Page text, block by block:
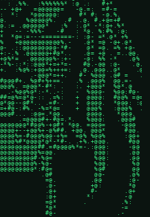
: .%%.  :%%%%%%* :@ .:   #+*
+@+   =@@@@@@=   -@.=:  =#-=
*:   *@@@@@@:     #* #: -@.%.
%@@@@@%.  .# ..@. #.+@=+#
.@@@@@@*   :%  :.@* -*:@+.%*
-- -%%%-   -#   : *@. %:#% :@:
*@=:=---========-: :@- =*.@* +%
+@@@@@@@@@@@%.-   .@* =@ -@+.@*
.::@@@@@@@@@-*#-    @* =@. =% +@-
.% .@@@@@@+#@*..   .@= +@ . =..@@.
.@@@@@@%-:+-   -@: %% -*   .@%
::*::@@@*+=+*=-   #@.-@@ :@-   .@.
:%@%:+@@=%+++=:  .@..@@@..@*    .@.
.-@@@*=++.   #- %@@@ .@# =
%@#+%+==.   .% .@@@%  @@.=-
=@@@*-#*: .   :. +@@@*  %@*.@
.-%@@%@*:-*..-:   -  %@@@-  %@@:#@-
:: .=%:   +  @@@@:  #@@% =@=
@#*.. .=#-.   +  @@@@.  *@@@: :@*
:#%. -%=*@=    +  @@@%   :@@@%
:@@=.*@@.      @@@@.   *@@@.  -
.=@@@@#+-#@=.*.   %@@@:   .@@@#
+@#* *@@. =@@@=    -@@@
+@@%+-@%##. +@@. @@@*     #@@.
#@@@%@@-+%=  =@% %@@%     :@@+
*#-. .+%.+@@@.     #@@
.:@@@:     -@@
@@@:     .@@
%@=           %@@:     .@@
%@-           %@@.      %@
%@#       @@
.@#           @@-      .@%
=@.         .@@       :@-
.@-         +@:       *@
.@+         #-       .@+
:@+        *:        -@
=@*       .         .%:
*@*                 -=
#@-                .-